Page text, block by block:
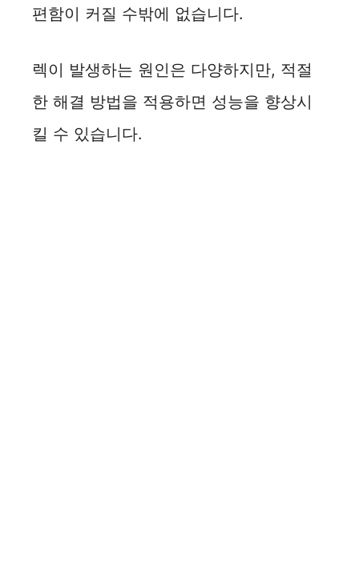
편함이 커질 수밖에 없습니다.
렉이 발생하는 원인은 다양하지만, 적절
한 해결 방법을 적용하면 성능을 향상시
킬 수 있습니다.